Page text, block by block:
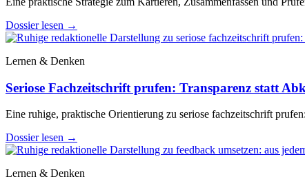
Dossier lesen →
Lernen & Denken
Seriose Fachzeitschrift prufen: Transparenz statt
Eine ruhige, praktische Orientierung zu seriose fachzeitschrift
Dossier lesen →
Lernen & Denken